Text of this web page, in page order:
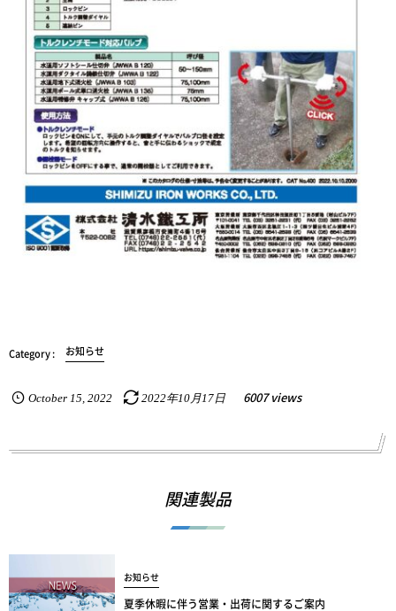
お知らせ
October 15, 2022 2022年10月17日 6007 views
関連製品
お知らせ
夏季休暇に伴う営業・出荷に関するご案内